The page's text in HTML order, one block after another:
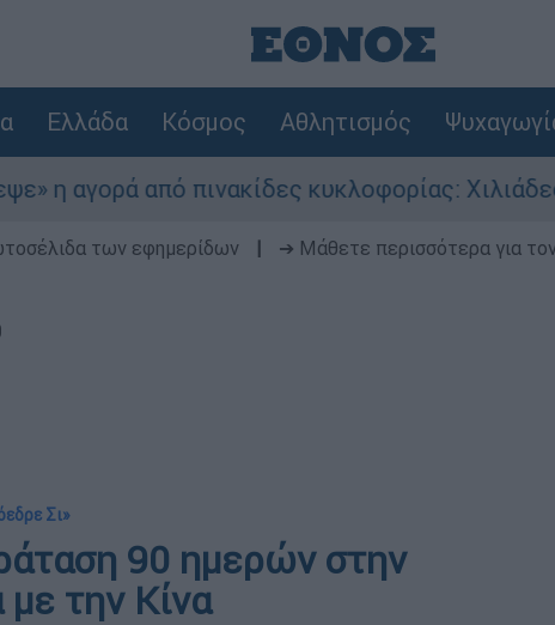
Ελλάδα Κόσμος Αθλητισμός
από πινακίδες κυκλοφορίας: Χιλιάδες
των εφημερίδων ➔ Μάθετε περισσότερα για
Σι»
90 ημερών στην
με την Κίνα